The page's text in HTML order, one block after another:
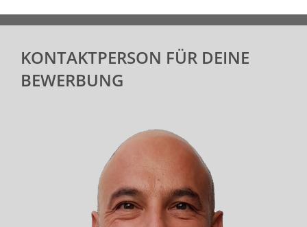
KONTAKTPERSON FÜR DEINE
BEWERBUNG